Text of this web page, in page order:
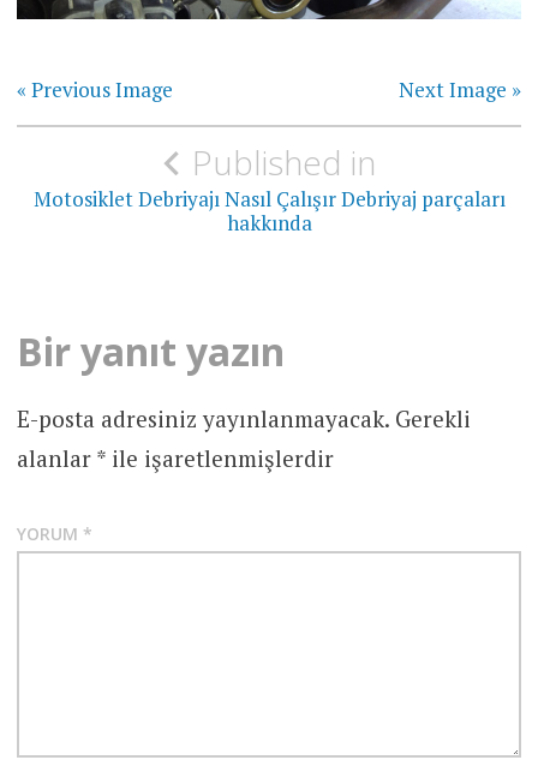
« Previous Image Next Image »
Yazı
gezinmesiPublished in
Motosiklet Debriyajı Nasıl Çalışır Debriyaj parçaları
hakkında
Bir yanıt yazın
E-posta adresiniz yayınlanmayacak. Gerekli
alanlar *ile işaretlenmişlerdir
YORUM *